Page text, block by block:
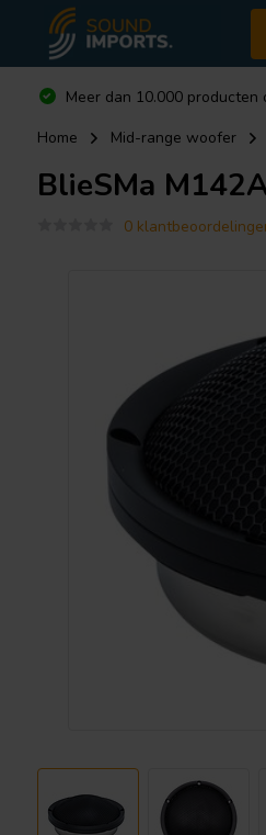
Meer dan 10.000 producten
Home
Mid-range woofer
BlieSMa
0